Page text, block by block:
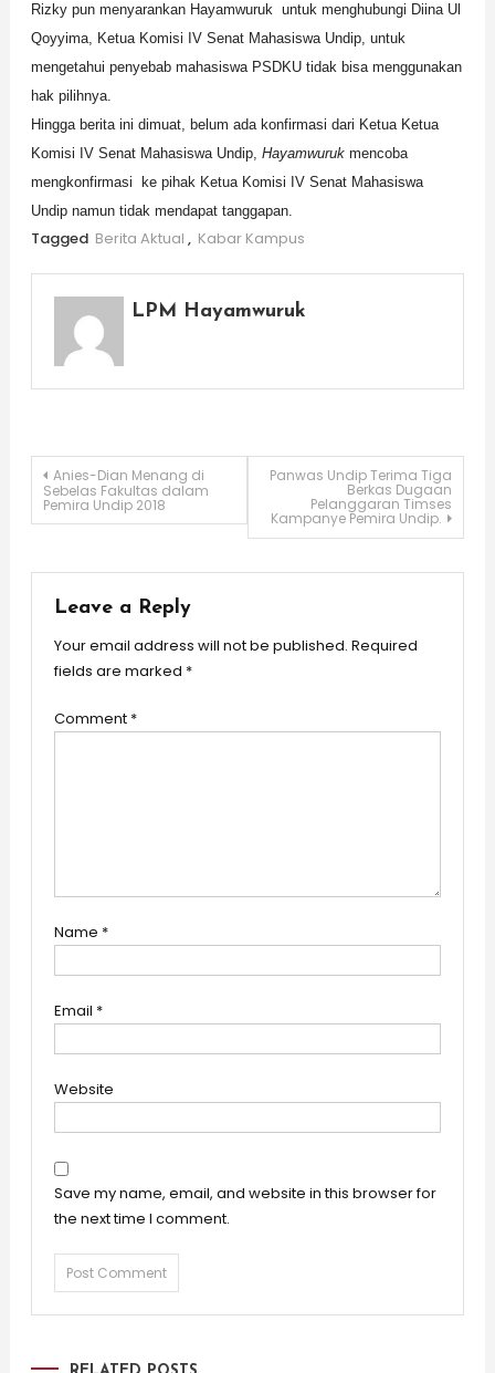
Rizky pun menyarankan Hayamwuruk untuk menghubungi Diina Ul
Qoyyima, Ketua Komisi IV Senat Mahasiswa Undip, untuk
mengetahui penyebab mahasiswa PSDKU tidak bisa menggunakan
hak pilihnya.
Hingga berita ini dimuat, belum ada konfirmasi dari Ketua Ketua
Komisi IV Senat Mahasiswa Undip, Hayamwurukmencoba
mengkonfirmasi ke pihak Ketua Komisi IV Senat Mahasiswa
Undip namun tidak mendapat tanggapan.
Tagged Berita Aktual , Kabar Kampus
LPM Hayamwuruk
Post
navigation
Anies-Dian Menang di
Sebelas Fakultas dalam
Pemira Undip 2018
Panwas Undip Terima Tiga
Berkas Dugaan
Pelanggaran Timses
Kampanye Pemira Undip.
Leave a Reply
Your email address will not be published. Required
fields are marked *
Comment *
Name *
Email *
Website
Save my name, email, and website in this browser for
the next time I comment.